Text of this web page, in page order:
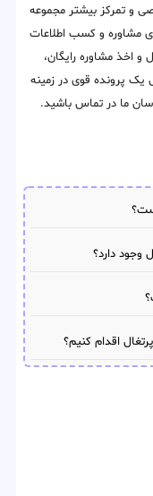
و تمرکز بیشتر مجموعه
مشاوره و کسب اطلاعات
و اخذ مشاوره رایگان،
پرونده قوی در زمینه
ما در تماس باشید.
وجود دارد؟
اقدام کنیم؟